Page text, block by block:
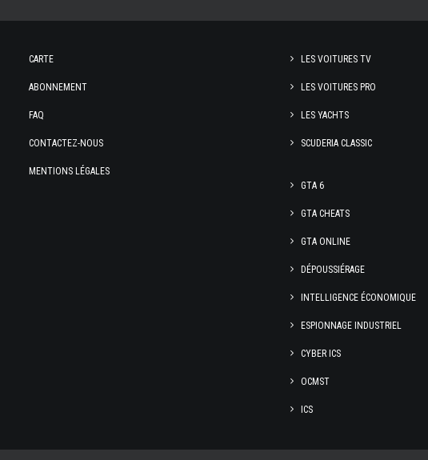
CARTE
ABONNEMENT
FAQ
CONTACTEZ-NOUS
MENTIONS LÉGALES
LES VOITURES TV
LES VOITURES PRO
LES YACHTS
SCUDERIA CLASSIC
GTA 6
GTA CHEATS
GTA ONLINE
DÉPOUSSIÉRAGE
INTELLIGENCE ÉCONOMIQUE
ESPIONNAGE INDUSTRIEL
CYBER ICS
OCMST
ICS